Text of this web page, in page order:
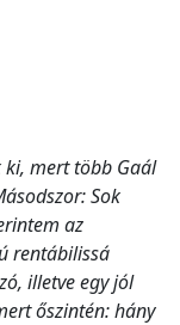
ki, mert több Gaál
Sok
az
rentábilissá
illetve egy jól
őszintén: hány